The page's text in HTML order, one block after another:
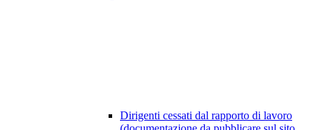
Dirigenti cessati dal rapporto di lavoro